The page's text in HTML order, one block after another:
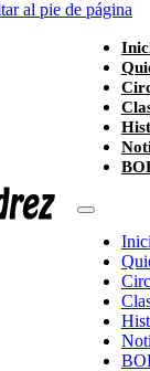
al pie de página